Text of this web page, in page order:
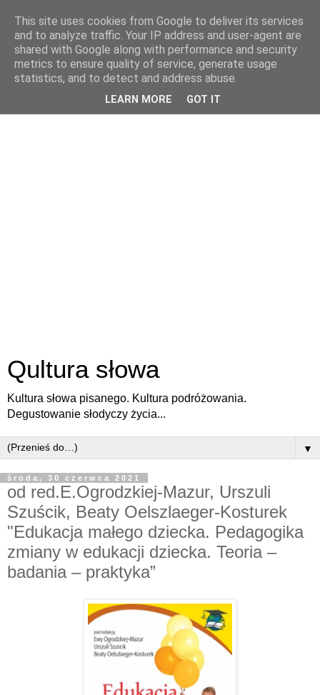
Qultura słowa
Kultura słowa pisanego. Kultura podróżowania.
Degustowanie słodyczy życia...
▼
środa, 30 czerwca 2021
od red.E.Ogrodzkiej-Mazur, Urszuli
Szuścik, Beaty Oelszlaeger-Kosturek
"Edukacja małego dziecka. Pedagogika
zmiany w edukacji dziecka. Teoria –
badania – praktyka”
This site uses cookies from Google to deliver its services
and to analyze traffic. Your IP address and user-agent are
shared with Google along with performance and security
metrics to ensure quality of service, generate usage
statistics, and to detect and address abuse.
LEARN MORE GOT IT